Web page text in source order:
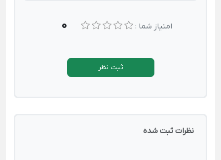
امتیاز شما : 0
ثبت نظر
نظرات ثبت شده